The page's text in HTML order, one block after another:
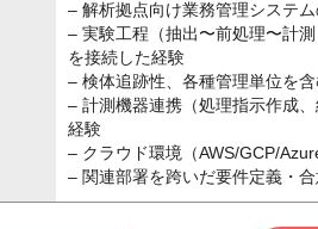
– 解析拠点向け業務管理システ
– 実験工程（抽出〜前処理〜計
を接続した経験
– 検体追跡性、各種管理単位を
– 計測機器連携（処理指示作成
経験
– クラウド環境（AWS/GCP/
– 関連部署を跨いだ要件定義・